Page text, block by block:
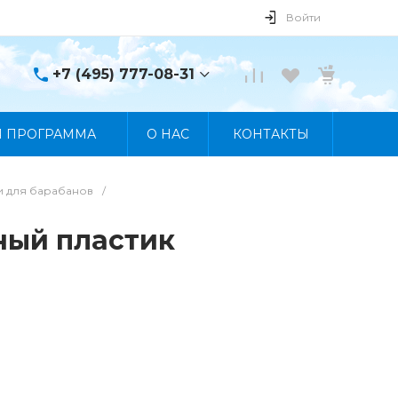
Войти
+7 (495) 777-08-31
+7 (495) 777-08-31
Выходной
ПРОГРАММА О НАС КОНТАКТЫ
для барабанов
/
пластик